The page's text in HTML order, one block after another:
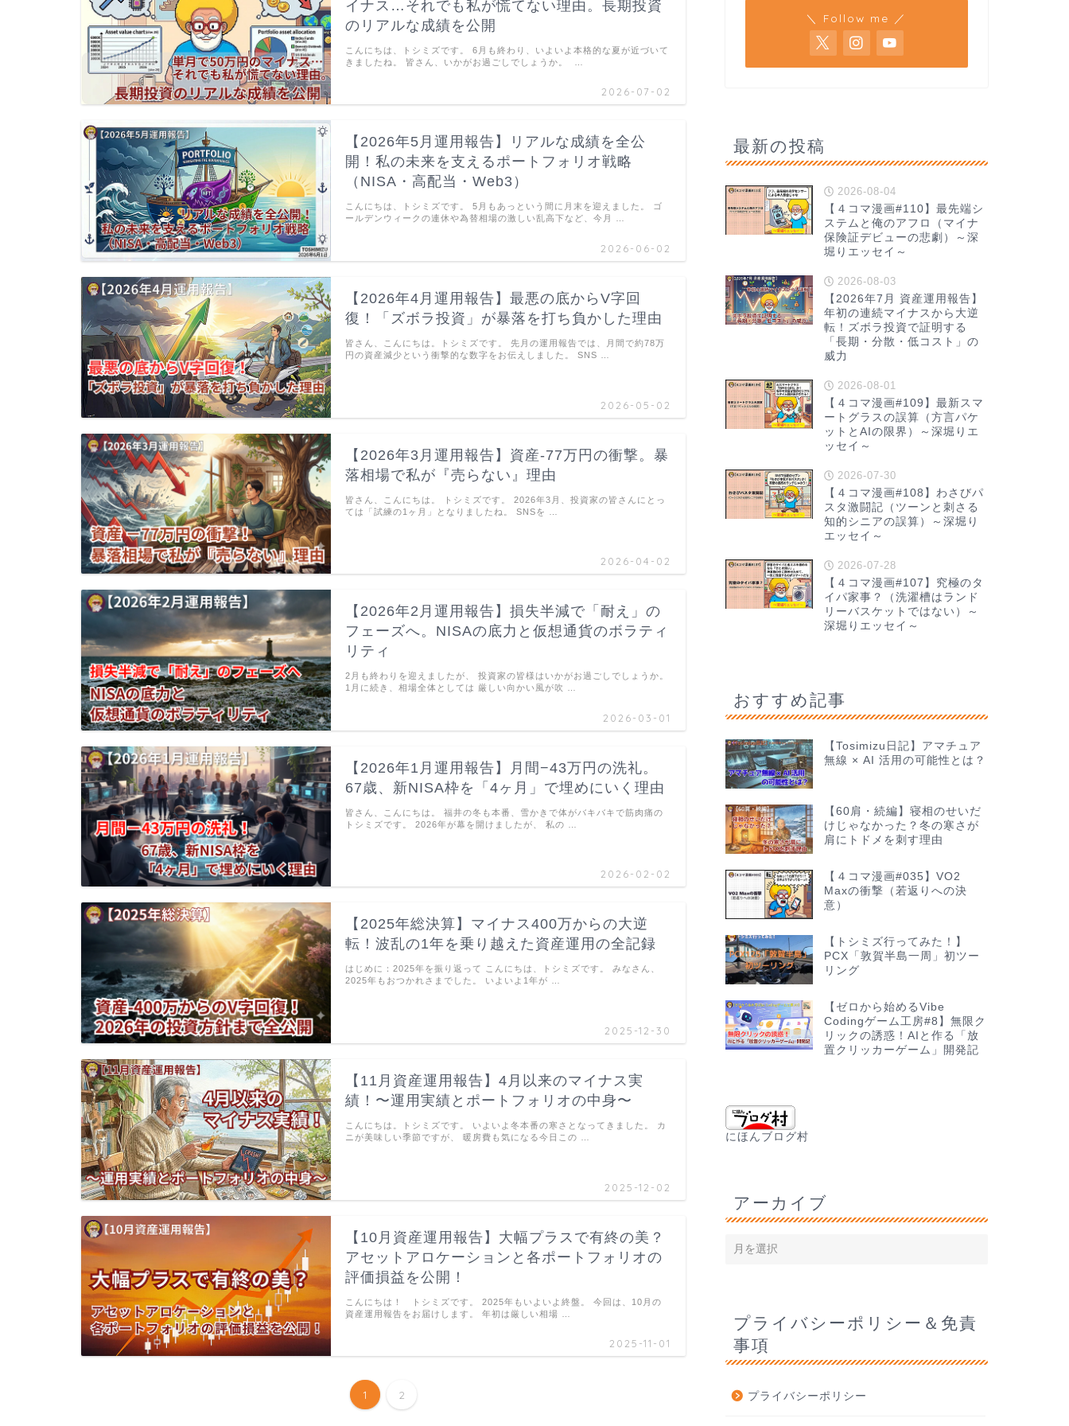
イナス…それでも私が慌てない理由。長期投資
のリアルな成績を公開
2026-07-02
こんにちは、トシミズです。 6月も終わり、いよいよ本格的な夏が近づいて
きましたね。 皆さん、いかがお過ごしでしょうか。 …
【2026年5月運用報告】リアルな成績を全公
開！私の未来を支えるポートフォリオ戦略
（NISA・高配当・Web3）
2026-06-02
こんにちは、トシミズです。 5月もあっという間に月末を迎えました。 ゴ
ールデンウィークの連休や為替相場の激しい乱高下など、今月 …
【2026年4月運用報告】最悪の底からV字回
復！「ズボラ投資」が暴落を打ち負かした理由
2026-05-02
皆さん、こんにちは。トシミズです。 先月の運用報告では、月間で約78万
円の資産減少という衝撃的な数字をお伝えしました。 SNS …
【2026年3月運用報告】資産-77万円の衝撃。暴
落相場で私が『売らない』理由
2026-04-02
皆さん、こんにちは。 トシミズです。 2026年3月、投資家の皆さんにとっ
ては「試練の1ヶ月」となりましたね。 SNSを …
【2026年2月運用報告】損失半減で「耐え」の
フェーズへ。NISAの底力と仮想通貨のボラティ
リティ
2026-03-01
2月も終わりを迎えましたが、 投資家の皆様はいかがお過ごしでしょうか。
1月に続き、相場全体としては 厳しい向かい風が吹 …
【2026年1月運用報告】月間−43万円の洗礼。
67歳、新NISA枠を「4ヶ月」で埋めにいく理由
2026-02-02
皆さん、こんにちは。 福井の冬も本番、雪かきで体がバキバキで筋肉痛の
トシミズです。 2026年が幕を開けましたが、 私の …
【2025年総決算】マイナス400万からの大逆
転！波乱の1年を乗り越えた資産運用の全記録
2025-12-30
はじめに：2025年を振り返って こんにちは、トシミズです。 みなさん、
2025年もおつかれさまでした。 いよいよ1年が …
【11月資産運用報告】4月以来のマイナス実
績！〜運用実績とポートフォリオの中身〜
2025-12-02
こんにちは。トシミズです。 いよいよ冬本番の寒さとなってきました。 カ
ニが美味しい季節ですが、 暖房費も気になる今日この …
【10月資産運用報告】大幅プラスで有終の美？
アセットアロケーションと各ポートフォリオの
評価損益を公開！
2025-11-01
こんにちは！ トシミズです。 2025年もいよいよ終盤。 今回は、10月の
資産運用報告をお届けします。 年初は厳しい相場 …
1 2
＼ Follow me ／
最新の投稿
2026-08-04
【４コマ漫画#110】最先端シ
ステムと俺のアフロ（マイナ
保険証デビューの悲劇）～深
堀りエッセイ～
2026-08-03
【2026年7月 資産運用報告】
年初の連続マイナスから大逆
転！ズボラ投資で証明する
「長期・分散・低コスト」の
威力
2026-08-01
【４コマ漫画#109】最新スマ
ートグラスの誤算（方言パケ
ットとAIの限界）～深堀りエ
ッセイ～
2026-07-30
【４コマ漫画#108】わさびパ
スタ激闘記（ツーンと刺さる
知的シニアの誤算）～深堀り
エッセイ～
2026-07-28
【４コマ漫画#107】究極のタ
イパ家事？（洗濯槽はランド
リーバスケットではない）～
深堀りエッセイ～
おすすめ記事
【Tosimizu日記】アマチュア
無線 × AI 活用の可能性とは？
【60肩・続編】寝相のせいだ
けじゃなかった？冬の寒さが
肩にトドメを刺す理由
【４コマ漫画#035】VO2
Maxの衝撃（若返りへの決
意）
【トシミズ行ってみた！】
PCX「敦賀半島一周」初ツー
リング
【ゼロから始めるVibe
Codingゲーム工房#8】無限ク
リックの誘惑！AIと作る「放
置クリッカーゲーム」開発記
にほんブログ村
アーカイブ
プライバシーポリシー＆免責
事項
プライバシーポリシー